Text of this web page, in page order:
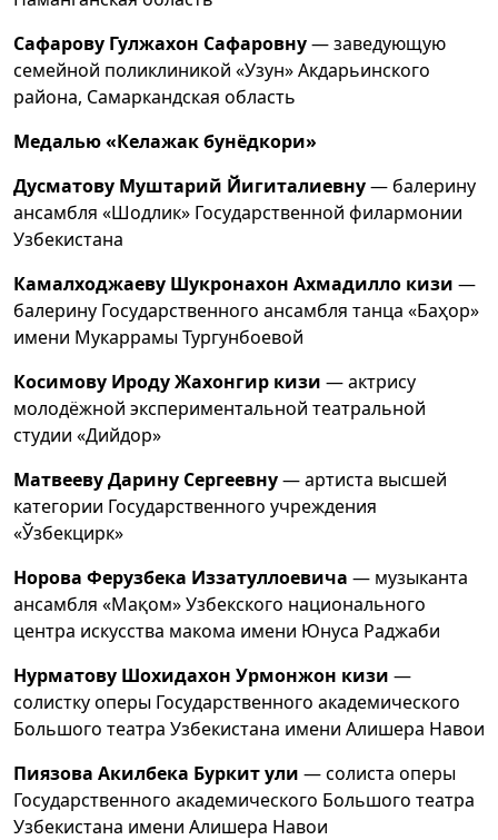
Сафарову Гулжахон Сафаровну— заведующую
семейной поликлиникой «Узун» Акдарьинского
района, Самаркандская область
Медалью «Келажак бунёдкори»
Дусматову Муштарий Йигиталиевну— балерину
ансамбля «Шодлик» Государственной филармонии
Узбекистана
Камалходжаеву Шукронахон Ахмадилло кизи —
балерину Государственного ансамбля танца «Баҳор»
имени Мукаррамы Тургунбоевой
Косимову Ироду Жахонгир кизи — актрису
молодёжной экспериментальной театральной
студии «Дийдор»
Матвееву Дарину Сергеевну— артиста высшей
категории Государственного учреждения
«Ўзбекцирк»
Норова Ферузбека Иззатуллоевича — музыканта
ансамбля «Мақом» Узбекского национального
центра искусства макома имени Юнуса Раджаби
Нурматову Шохидахон Урмонжон кизи —
солистку оперы Государственного академического
Большого театра Узбекистана имени Алишера Навои
Пиязова Акилбека Буркит ули — солиста оперы
Государственного академического Большого театра
Узбекистана имени Алишера Навои